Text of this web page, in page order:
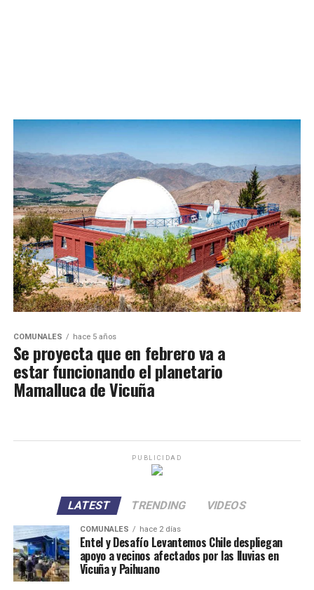
COMUNALES hace 5 años
Se proyecta que en febrero va a
estar funcionando el planetario
Mamalluca de Vicuña
PUBLICIDAD
LATEST TRENDING VIDEOS
COMUNALES hace 2 días
Entel y Desafío Levantemos Chile despliegan
apoyo a vecinos afectados por las lluvias en
Vicuña y Paihuano